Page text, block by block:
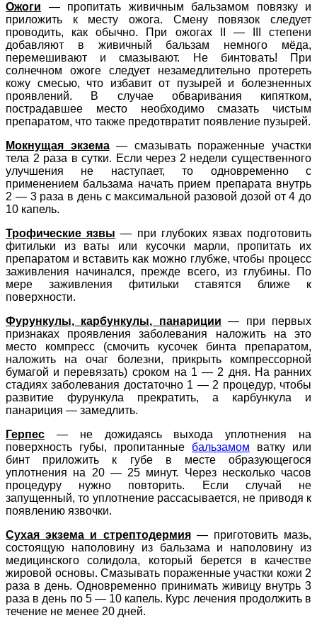
Ожоги
—
пропитать живичным бальзамом повязку и
приложить к месту ожога. Смену повязок следует
проводить, как обычно. При ожогах II — III степени
добавляют в живичный бальзам немного мёда,
перемешивают и смазывают. Не бинтовать! При
солнечном ожоге следует незамедлительно протереть
кожу смесью, что избавит от пузырей и болезненных
проявлений. В случае обваривания кипятком,
пострадавшее место необходимо смазать чистым
препаратом, что также предотвратит появление пузырей.
Мокнущая экзема — смазывать пораженные участки
тела 2 раза в сутки. Если через 2 недели существенного
улучшения не наступает, то одновременно с
применением бальзама начать прием препарата внутрь
2 — 3 раза в день с максимальной разовой дозой от 4 до
10 капель.
Трофические язвы — при глубоких язвах подготовить
фитильки из ваты или кусочки марли, пропитать их
препаратом и вставить как можно глубже, чтобы процесс
заживления начинался, прежде всего, из глубины. По
мере заживления фитильки ставятся ближе к
поверхности.
Фурункулы, карбункулы, панариции
—
при первых
признаках проявления заболевания наложить на это
место компресс (смочить кусочек бинта препаратом,
наложить на очаг болезни, прикрыть компрессорной
бумагой и перевязать) сроком на 1 — 2 дня. На ранних
стадиях заболевания достаточно 1 — 2 процедур, чтобы
развитие фурункула прекратить, а карбункула и
панариция — замедлить.
Герпес
—
не дожидаясь выхода уплотнения на
поверхность губы, пропитанные бальзамом ватку или
бинт приложить к губе в месте образующегося
уплотнения на 20 — 25 минут. Через несколько часов
процедуру нужно повторить. Если случай не
запущенный, то уплотнение рассасывается, не приводя к
появлению язвочки.
Сухая экзема и стрептодермия — приготовить мазь,
состоящую наполовину из бальзама и наполовину из
медицинского солидола, который берется в качестве
жировой основы. Смазывать пораженные участки кожи 2
раза в день. Одновременно принимать живицу внутрь 3
раза в день по 5 — 10 капель. Курс лечения продолжить в
течение не менее 20 дней.